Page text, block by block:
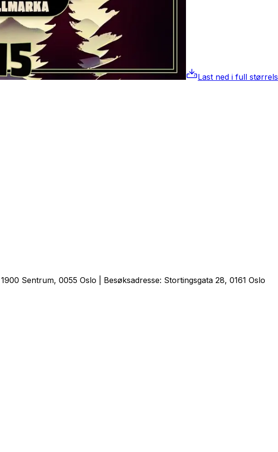
Last ned i full
1900 Sentrum, 0055 Oslo | Besøksadresse: Stortingsgata 28, 0161 Oslo